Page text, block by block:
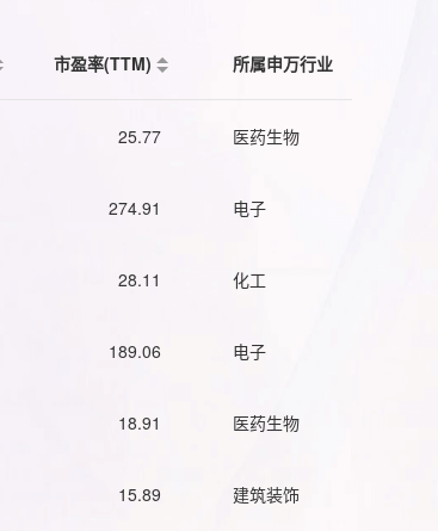
市盈率(TTM) 所属申万行业
25.77 医药生物
274.91 电子
28.11 化工
189.06 电子
18.91 医药生物
15.89 建筑装饰